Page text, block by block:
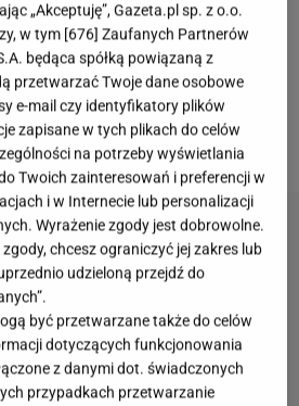
chętnie pokazuje kadry z
Tym razem
obserwatorów do ogrodu,
wybudowaną w nim
Można pozazdrościć!
„Akceptuję”, Gazeta.pl sp. z o.o.
w tym [676] Zaufanych Partnerów
będąca spółką powiązaną z
przetwarzać Twoje dane osobowe
e-mail czy identyfikatory plików
zapisane w tych plikach do celów
na potrzeby wyświetlania
Twoich zainteresowań i preferencji w
i w Internecie lub personalizacji
Wyrażenie zgody jest dobrowolne.
chcesz ograniczyć jej zakres lub
udzieloną przejdź do
być przetwarzane także do celów
dotyczących funkcjonowania
z danymi dot. świadczonych
przypadkach przetwarzanie